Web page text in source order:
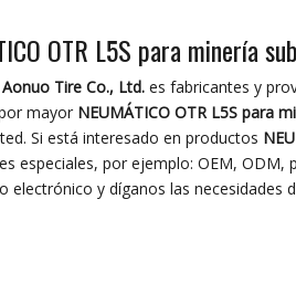
OTR L5S para minería
Tire Co., Ltd. es fabricantes y
mayor NEUMÁTICO OTR L5S para
Si está interesado en productos
especiales, por ejemplo: OEM,
electrónico y díganos las necesidades